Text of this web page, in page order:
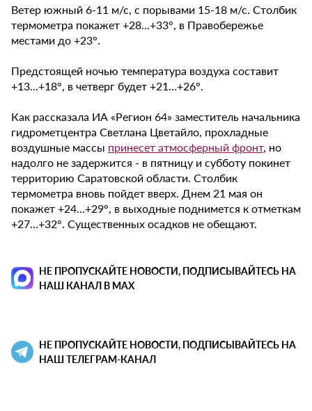
Ветер южный 6-11 м/с, с порывами 15-18 м/с. Столбик
термометра покажет +28...+33°, в Правобережье
местами до +23°.
Предстоящей ночью температура воздуха составит
+13...+18°, в четверг будет +21…+26°.
Как рассказала ИА «Регион 64» заместитель начальника
гидрометцентра Светлана Цветайло, прохладные
воздушные массы принесет атмосферный фронт, но
надолго не задержится - в пятницу и субботу покинет
территорию Саратовской области. Столбик
термометра вновь пойдет вверх. Днем 21 мая он
покажет +24…+29°, в выходные поднимется к отметкам
+27…+32°. Существенных осадков не обещают.
НЕ ПРОПУСКАЙТЕ НОВОСТИ, ПОДПИСЫВАЙТЕСЬ НА
НАШ КАНАЛ В MAX
НЕ ПРОПУСКАЙТЕ НОВОСТИ, ПОДПИСЫВАЙТЕСЬ НА
НАШ ТЕЛЕГРАМ-КАНАЛ